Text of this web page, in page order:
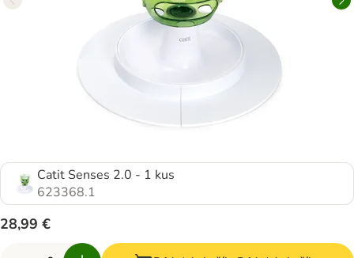
Catit Senses 2.0 - 1 kus
623368.1
28,99 €